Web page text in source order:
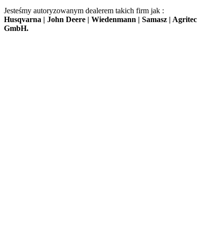
Jesteśmy autoryzowanym dealerem takich firm jak :
Husqvarna | John Deere | Wiedenmann | Samasz | Agritec
GmbH.